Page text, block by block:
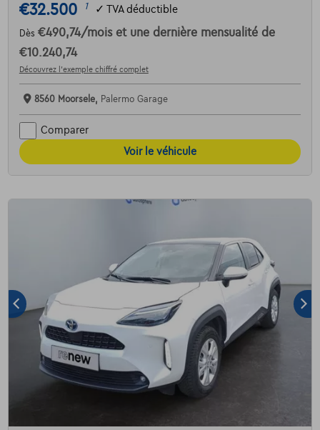
€32.500 1 ✓ TVA déductible
Dès €490,74/mois et une dernière mensualité de
€10.240,74
Découvrez l’exemple chiffré complet
8560 Moorsele, Palermo Garage
Comparer
Voir le véhicule